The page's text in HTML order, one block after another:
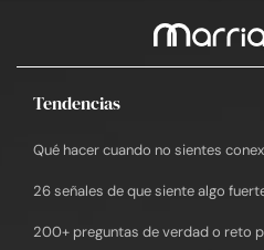
Tendencias
Qué hacer cuando no sientes
26 señales de que siente algo
200+ preguntas de verdad o reto